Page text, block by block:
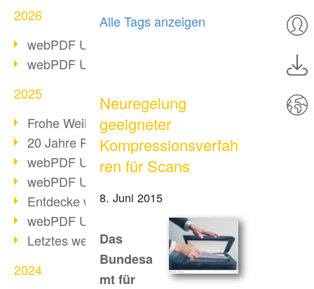
2026
webPDF Update 10.0.5
webPDF Update 10.0.4
2025
Frohe Weihnachten & Auszeit
20 Jahre PDF/A
webPDF Update 10.0.3
webPDF Update 10.0.2
Entdecke webPDF 10
webPDF Update 9.0.0.3655
Letztes webPDF 8 Update
2024
Alle Tags anzeigen
Neuregelung
geeigneter
Kompressionsverfah
ren für Scans
8. Juni 2015
Das
Bundesa
mt für